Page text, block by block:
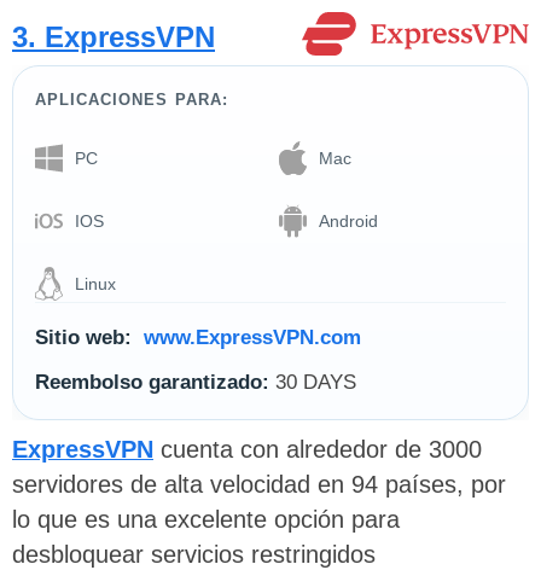
3. ExpressVPN
APLICACIONES PARA:
PC Mac
IOS Android
Linux
Sitio web:
www.ExpressVPN.com
Reembolso garantizado: 30 DAYS
ExpressVPN cuenta con alrededor de 3000
servidores de alta velocidad en 94 países, por
lo que es una excelente opción para
desbloquear servicios restringidos